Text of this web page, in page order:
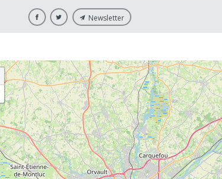
Newsletter